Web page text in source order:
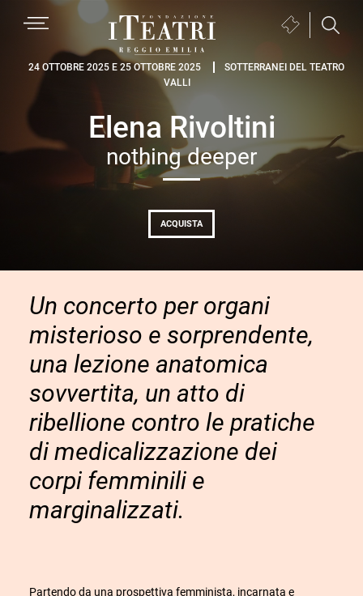
navigazione
primaria
contenuto
principale
Fondazione
Reggio
Emilia
Biglietteria
apre
finestra)
24 OTTOBRE 2025 E 25 OTTOBRE 2025
SOTTERRANEI DEL TEATRO
VALLI
Elena Rivoltini
nothing deeper
ACQUISTA
Un concerto per organi
misterioso e sorprendente,
una lezione anatomica
sovvertita, un atto di
ribellione contro le pratiche
di medicalizzazione dei
corpi femminili e
marginalizzati.
Partendoda una prospettiva femminista, incarnata e